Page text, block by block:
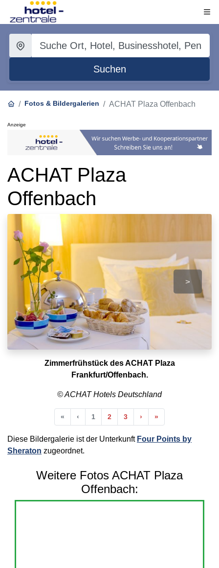
Suchen
Fotos & Bildergalerien ACHAT Plaza Offenbach
Anzeige
ACHAT Plaza
Offenbach
>
Zimmerfrühstück des ACHAT Plaza
Frankfurt/Offenbach.
© ACHAT Hotels Deutschland
« Anfang
‹ Vorherige
1 2 3 › Nächste
»
Diese Bildergalerie ist der Unterkunft Four Points by
Sheraton zugeordnet.
Weitere Fotos ACHAT Plaza
Offenbach: